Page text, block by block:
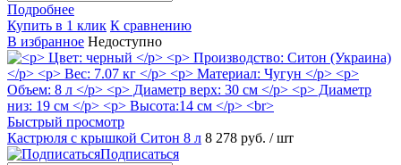
Подробнее
Купить в 1 клик К сравнению
В избранное Недоступно
Быстрый просмотр
Кастрюля с крышкой Ситон 8 л 8 278 руб. / шт
Подписаться